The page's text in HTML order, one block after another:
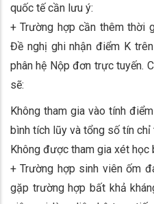
quốc tế cần lưu ý:
+ Trường hợp cần thêm thời
Đề nghị ghi nhận điểm K
phân hệ Nộp đơn trực tuyến.
sẽ:
Không tham gia vào tính
bình tích lũy và tổng số tín
Không được tham gia xét học
+ Trường hợp sinh viên ốm
gặp trường hợp bất khả